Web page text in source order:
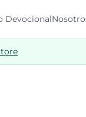
Devocional